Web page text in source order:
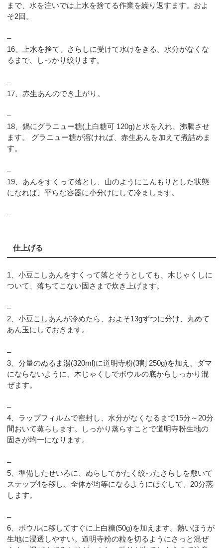
まで、水を注いでは上水を捨てる作業を繰り返すます。およ
そ2回。
–
16、上水を捨て、さらしに受けて水けをきる。水分がなくな
るまで、しっかり絞ります。
–
17、赤生あんのでき上がり。
–
18、鍋にグラニュー糖(上白糖可 120g)と水を入れ、沸騰させ
ます。 グラニュー糖が溶ければ、赤生あんを加えて煮詰めま
す。
–
19、あんをすくって落とし、山のようにこんもりとした状態
になれば、平らな容器に小分けにして冷まします。
–
仕上げる
1、小豆こしあんをすくって落とそうとしても、木じゃくしに
ついて、落ちてこない固さまで炊き上げます。
–
2、小豆こしあんが冷めたら、およそ13gずつに分け、丸めて
あん玉にしておきます。
–
3、分量のぬるま湯(320ml)に道明寺粉(3割 250g)を加え、ダマ
にならないように、木じゃくしでボウルの底からしっかり混
ぜます。
–
4、ラップフィルムで密封し、水分がなくなるまで15分～20分
間おいて蒸らします。しっかり蒸らすことで道明寺粉生地の
固さが均一になります。
–
5、準備したせいろに、ぬらしてかたく絞ったさらしを敷いて
ステップ4を移し、全体が均等になるようにほぐして、20分蒸
します。
–
6、ボウルに移してすぐに上白糖(50g)を加えます。熱いほうが
生地に浸透しやすい。道明寺粉の粒を切るようにさっと混ぜ